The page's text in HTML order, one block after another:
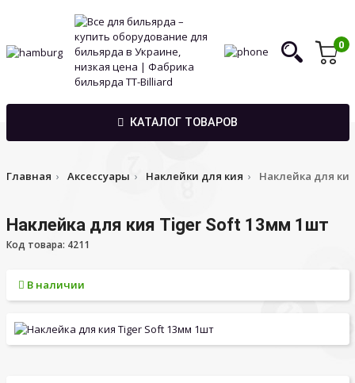
0
КАТАЛОГ ТОВАРОВ
Главная Аксессуары Наклейки для кия Наклейка для
Наклейка для кия Tiger Soft 13мм 1шт
Код товара: 4211
В наличии